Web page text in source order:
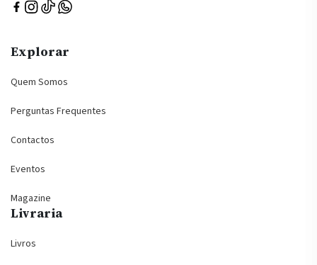
Explorar
Quem Somos
Perguntas Frequentes
Contactos
Eventos
Magazine
Livraria
Livros